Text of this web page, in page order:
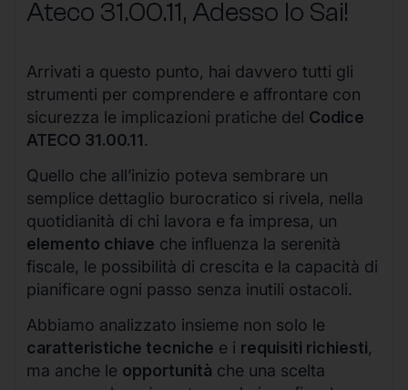
Ateco 31.00.11, Adesso lo Sai!
Arrivati a questo punto, hai davvero tutti gli
strumenti per comprendere e affrontare con
sicurezza le implicazioni pratiche del Codice
ATECO 31.00.11.
Quello che all’inizio poteva sembrare un
semplice dettaglio burocratico si rivela, nella
quotidianità di chi lavora e fa impresa, un
elemento chiave che influenza la serenità
fiscale, le possibilità di crescita e la capacità di
pianificare ogni passo senza inutili ostacoli.
Abbiamo analizzato insieme non solo le
caratteristiche tecniche e i requisiti richiesti,
ma anche le opportunità che una scelta